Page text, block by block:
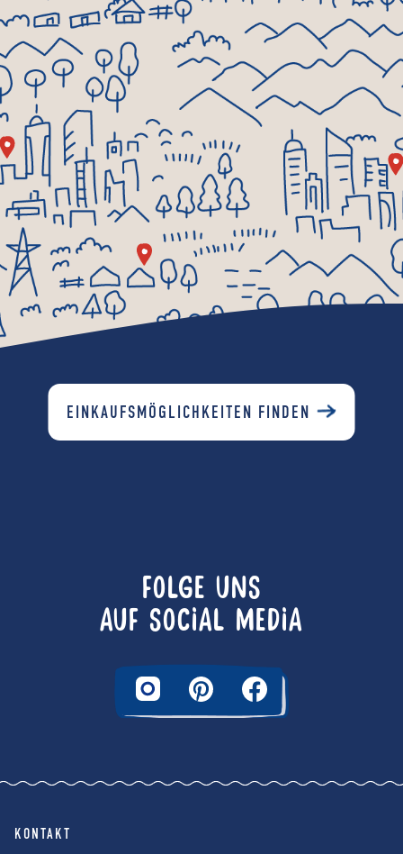
EINKAUFSMÖGLICHKEITEN FINDEN
FOLGE UNS
AUF SOCIAL MEDIA
KONTAKT